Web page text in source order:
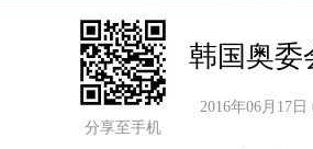
分享至手机
韩国奥委
2016年06月17日